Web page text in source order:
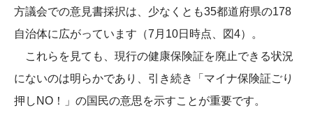
方議会での意見書採択は、少なくとも35都道府県の178
自治体に広がっています（7月10日時点、図4）。
これらを見ても、現行の健康保険証を廃止できる状況
にないのは明らかであり、引き続き「マイナ保険証ごり
押しNO！」の国民の意思を示すことが重要です。